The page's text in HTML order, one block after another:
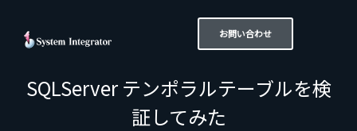
お問い合わせ
SQLServer テンポラルテーブルを検
証してみた